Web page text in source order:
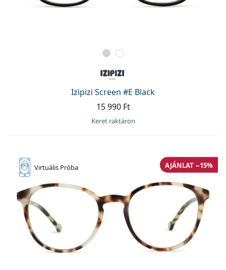
Izipizi Screen #E Black
15 990 Ft
keret raktáron
Virtuális Próba AJÁNLAT −15%